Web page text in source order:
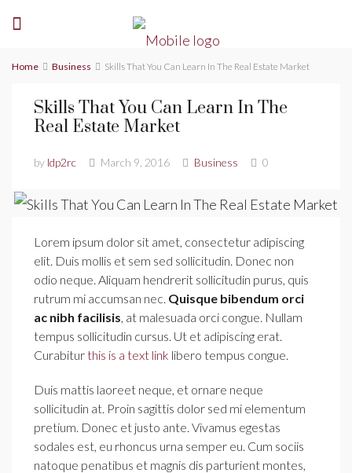
Home Business Skills That You Can Learn In The Real Estate Market
Skills That You Can Learn In The
Real Estate Market
by ldp2rc March 9, 2016 Business 0
Lorem ipsum dolor sit amet, consectetur adipiscing
elit. Duis mollis et sem sed sollicitudin. Donec non
odio neque. Aliquam hendrerit sollicitudin purus, quis
rutrum mi accumsan nec. Quisque bibendum orci
ac nibh facilisis , at malesuada orci congue. Nullam
tempus sollicitudin cursus. Ut et adipiscing erat.
Curabiturthis is a text link libero tempus congue.
Duis mattis laoreet neque, et ornare neque
sollicitudin at. Proin sagittis dolor sed mi elementum
pretium. Donec et justo ante. Vivamus egestas
sodales est, eu rhoncus urna semper eu. Cum sociis
natoque penatibus et magnis dis parturient montes,